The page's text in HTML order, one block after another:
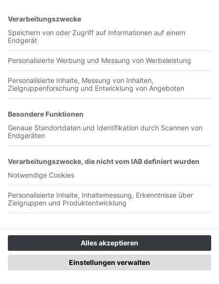
Kevin auf Instagram
"Love Is All Around"
Jetzt in der App abspielen